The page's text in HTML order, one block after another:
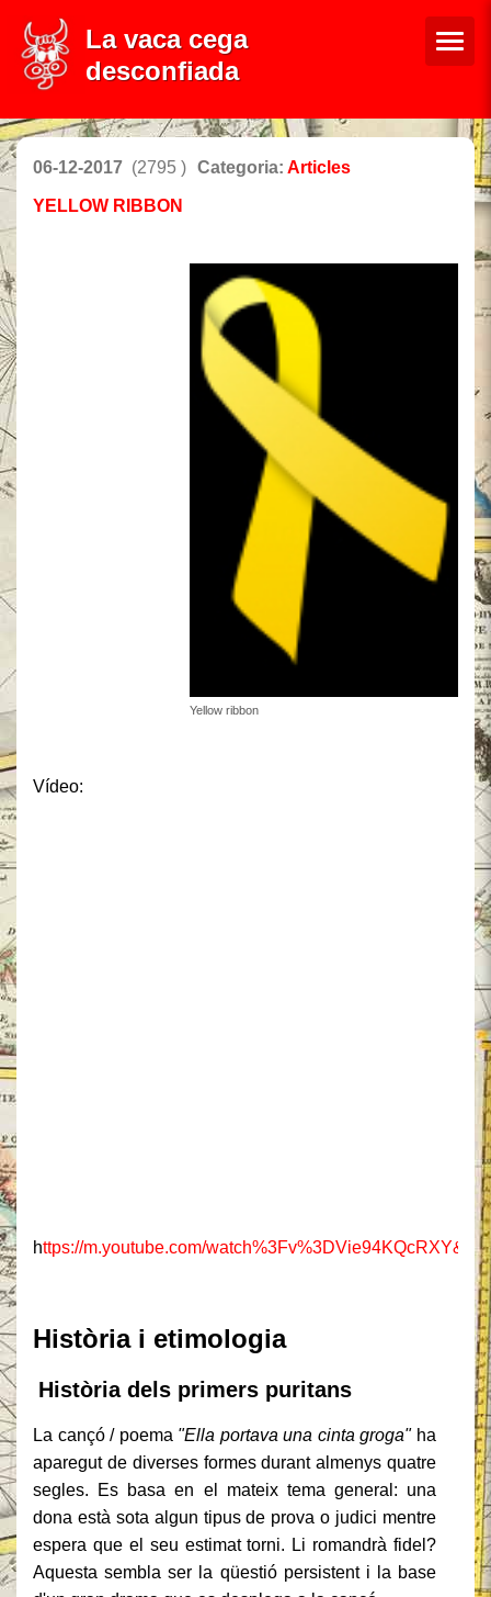
La vaca cega
desconfiada
06-12-2017 (2795 ) Categoria: Articles
YELLOW RIBBON
Yellow ribbon
Vídeo:
https://m.youtube.com/
Història i etimologia
Història dels primers puritans
La cançó / poema "Ella portava una cinta groga"ha
aparegut de diverses formes durant almenys quatre
segles.
Es basa en el mateix tema general: una
dona està sota algun tipus de prova o judici mentre
espera que el seu estimat torni. Li romandrà fidel?
Aquesta sembla ser la qüestió persistent i la base